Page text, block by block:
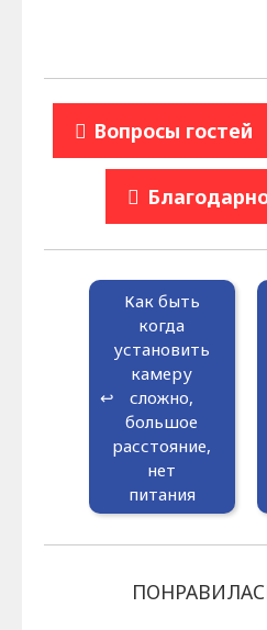
Вопросы гостей
Как быть
когда
установить
камеру
сложно,
большое
расстояние,
нет
питания